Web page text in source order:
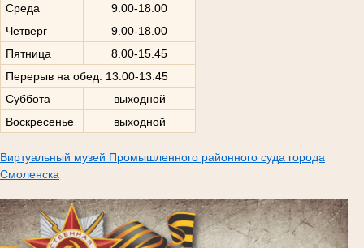
Среда
9.00-18.00
Четверг
9.00-18.00
Пятница
8.00-15.45
Перерыв на обед: 13.00-13.45
Суббота
выходной
Воскресенье
выходной
Виртуальный музей Промышленного районного суда города
Смоленска